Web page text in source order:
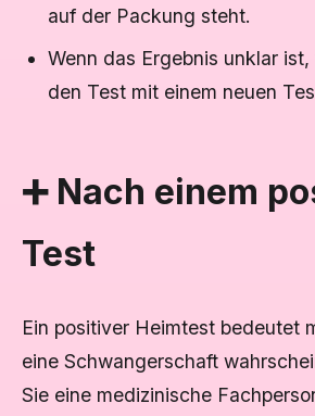
auf der Packung steht.
Wenn das Ergebnis unklar
den Test mit einem neuen
➕ Nach einem
Test
Ein positiver Heimtest bedeutet
eine Schwangerschaft
Sie eine medizinische